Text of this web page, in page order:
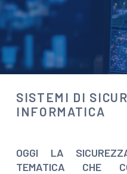
Parla
SISTEMI DI
INFORMATICA
OGGI LA
TEMATICA CHE